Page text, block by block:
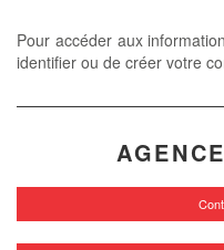
Pour accéder aux
identifier ou de créer votre